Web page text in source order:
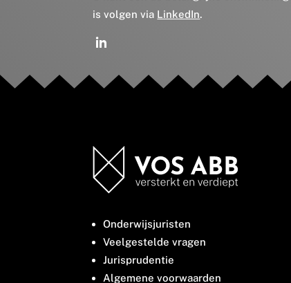
is volgen via LinkedIn.
Onderwijsjuristen
Veelgestelde vragen
Jurisprudentie
Algemene voorwaarden